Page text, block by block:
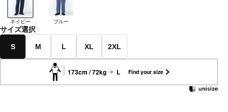
ネイビー ブルー
サイズ選択
S M L XL 2XL
173cm / 72kg L Find your size